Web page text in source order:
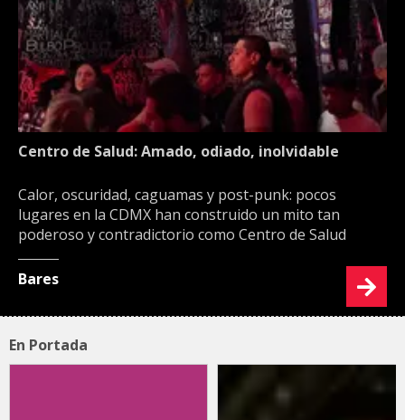
Centro de Salud: Amado, odiado, inolvidable
Calor, oscuridad, caguamas y post-punk: pocos
lugares en la CDMX han construido un mito tan
poderoso y contradictorio como Centro de Salud
Bares
En Portada